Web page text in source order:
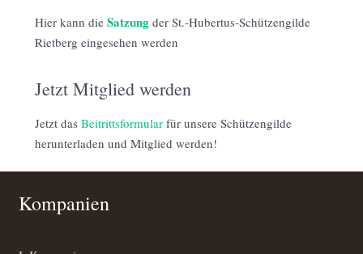
Hier kann die Satzungder St.-Hubertus-Schützengilde
Rietberg eingesehen werden
Jetzt Mitglied werden
Jetzt das Beitrittsformularfür unsere Schützengilde
herunterladen und Mitglied werden!
Kompanien